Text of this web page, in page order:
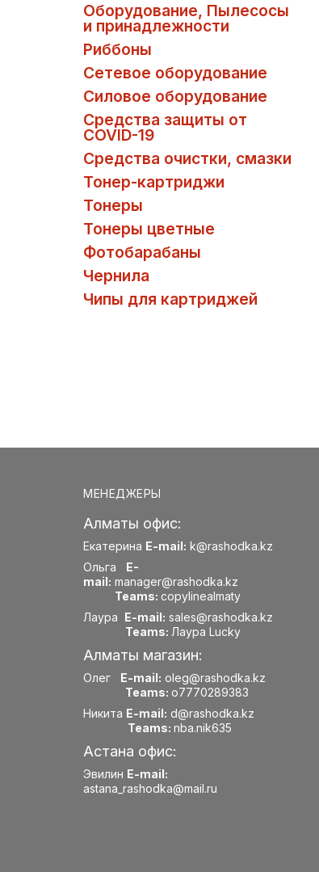
Оборудование, Пылесосы
и принадлежности
Риббоны
Сетевое оборудование
Силовое оборудование
Средства защиты от
COVID-19
Средства очистки, смазки
Тонер-картриджи
Тонеры
Тонеры цветные
Фотобарабаны
Чернила
Чипы для картриджей
МЕНЕДЖЕРЫ
Алматы офис:
Екатерина E-mail: k@rashodka.kz
Ольга E-
mail: manager@rashodka.kz
Teams: copylinealmaty
Лаура E-mail: sales@rashodka.kz
Teams: Лаура Lucky
Алматы магазин:
Олег E-mail: oleg@rashodka.kz
Teams: o7770289383
Никита E-mail: d@rashodka.kz
Teams: nba.nik635
Астана офис:
Эвилин E-mail:
astana_rashodka@mail.ru